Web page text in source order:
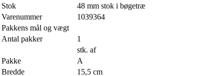
Stok
48 mm stok i bøgetræ
Varenummer
1039364
Pakkens mål og vægt
Antal pakker
1
stk. af
Pakke
A
Bredde
15,5 cm